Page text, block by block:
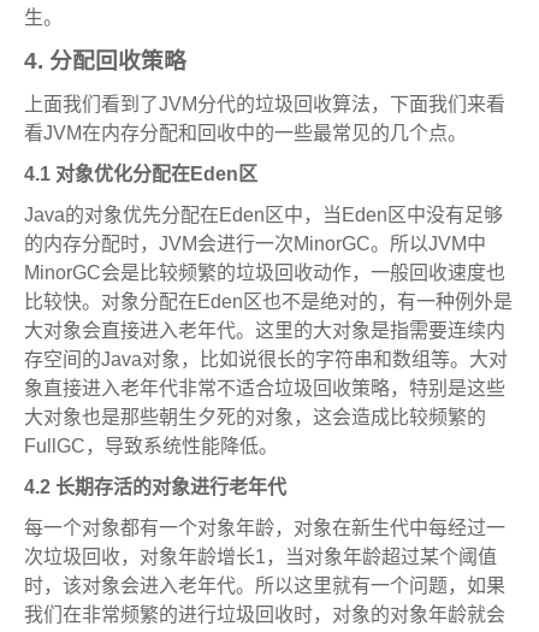
生。
4. 分配回收策略
上面我们看到了JVM分代的垃圾回收算法，下面我们来看
看JVM在内存分配和回收中的一些最常见的几个点。
4.1 对象优化分配在Eden区
Java的对象优先分配在Eden区中，当Eden区中没有足够
的内存分配时，JVM会进行一次MinorGC。所以JVM中
MinorGC会是比较频繁的垃圾回收动作，一般回收速度也
比较快。对象分配在Eden区也不是绝对的，有一种例外是
大对象会直接进入老年代。这里的大对象是指需要连续内
存空间的Java对象，比如说很长的字符串和数组等。大对
象直接进入老年代非常不适合垃圾回收策略，特别是这些
大对象也是那些朝生夕死的对象，这会造成比较频繁的
FullGC，导致系统性能降低。
4.2 长期存活的对象进行老年代
每一个对象都有一个对象年龄，对象在新生代中每经过一
次垃圾回收，对象年龄增长1，当对象年龄超过某个阈值
时，该对象会进入老年代。所以这里就有一个问题，如果
我们在非常频繁的进行垃圾回收时，对象的对象年龄就会